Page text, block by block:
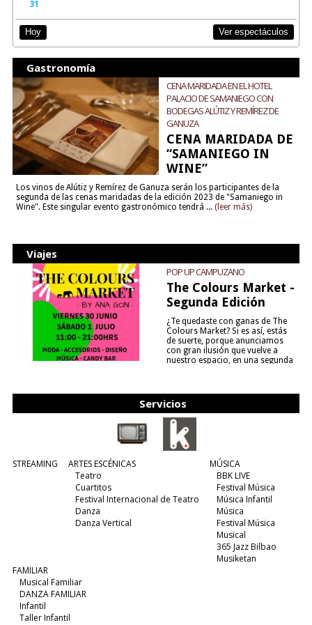
31
Hoy Ver espectáculos
Gastronomía
CENA MARIDADA EN EL HOTEL
PALACIO DE SAMANIEGO CON
BODEGAS ALÚTIZ Y REMÍREZ DE
GANUZA
CENA MARIDADA DE
“SAMANIEGO IN
WINE”
Los vinos de Alútiz y Remírez de Ganuza serán los participantes de la
segunda de las cenas maridadas de la edición 2023 de "Samaniego in
Wine". Este singular evento gastronómico tendrá ... (leer más)
Viajes
POP UP CAMPUZANO
The Colours Market -
Segunda Edición
¿Te quedaste con ganas de The
Colours Market? Si es así, estás
de suerte, porque anunciamos
con gran ilusión que vuelve a
nuestro espacio, en una segunda
Servicios
STREAMING
ARTES ESCÉNICAS
Teatro
Cuartitos
Festival Internacional de Teatro
Danza
Danza Vertical
MÚSICA
BBK LIVE
Festival Música
Música Infantil
Música
Festival Música
Musical
365 Jazz Bilbao
Musiketan
FAMILIAR
Musical Familiar
DANZA FAMILIAR
Infantil
Taller Infantil